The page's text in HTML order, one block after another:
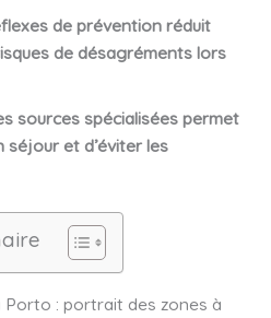
de prévention réduit
de désagréments lors
sources spécialisées permet
séjour et d’éviter les
Porto : portrait des zones à